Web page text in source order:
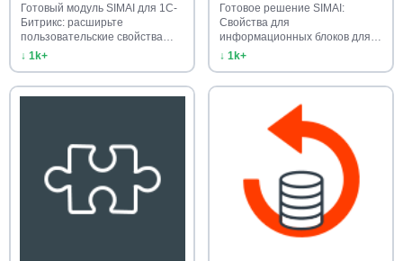
Готовый модуль SIMAI для 1С-
Битрикс: расширьте
пользовательские свойства
сайта. …
↓ 1k+
Готовое решение SIMAI:
Свойства для
информационных блоков для
1С-Битрикс. Расшир…
↓ 1k+